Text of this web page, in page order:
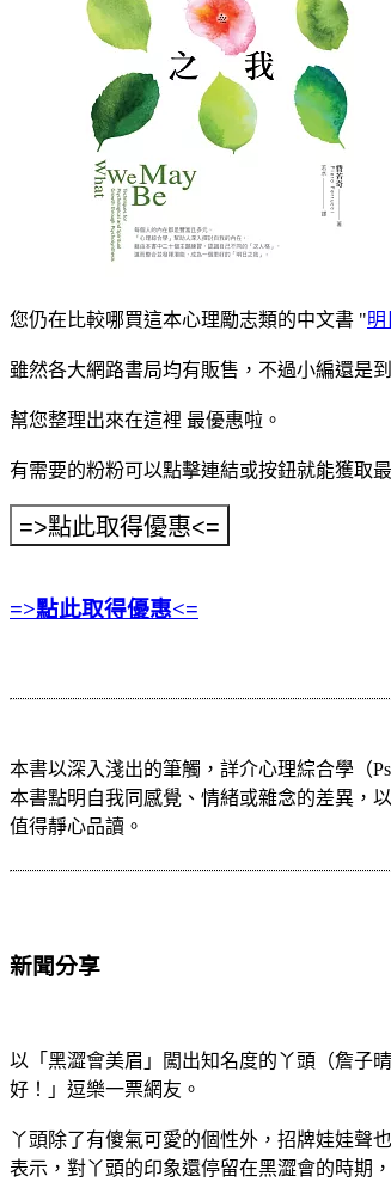
您仍在比較哪買這本心理勵志類的中文書 "明
雖然各大網路書局均有販售，不過小編還是
幫您整理出來在這裡 最優惠啦。
有需要的粉粉可以點擊連結或按鈕就能獲取
=>點此取得優惠<=
本書以深入淺出的筆觸，詳介心理綜合學（
本書點明自我同感覺、情緒或雜念的差異，
值得靜心品讀。
新聞分享
以「黑澀會美眉」闖出知名度的丫頭（詹子
好！」逗樂一票網友。
丫頭除了有傻氣可愛的個性外，招牌娃娃聲
表示，對丫頭的印象還停留在黑澀會的時期